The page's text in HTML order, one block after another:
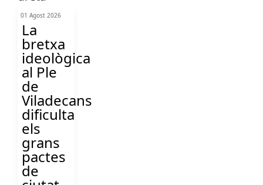
01 Agost 2026
La
bretxa
ideològica
al Ple
de
Viladecans
dificulta
els
grans
pactes
de